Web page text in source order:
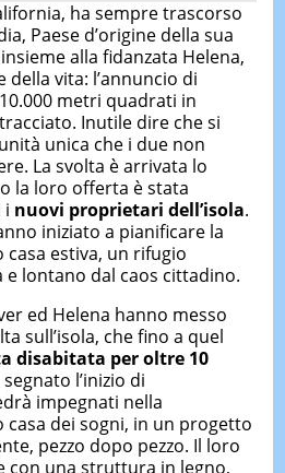
ha sempre trascorso
Paese d’origine della sua
alla fidanzata Helena,
della vita: l’annuncio di
metri quadrati in
Inutile dire che si
unica che i due non
La svolta è arrivata lo
la loro offerta è stata
i nuovi proprietari dell’isola.
iniziato a pianificare la
estiva, un rifugio
lontano dal caos cittadino.
ed Helena hanno messo
sull’isola, che fino a quel
disabitata per oltre 10
l’inizio di
impegnati nella
dei sogni, in un progetto
pezzo dopo pezzo. Il loro
con una struttura in legno,